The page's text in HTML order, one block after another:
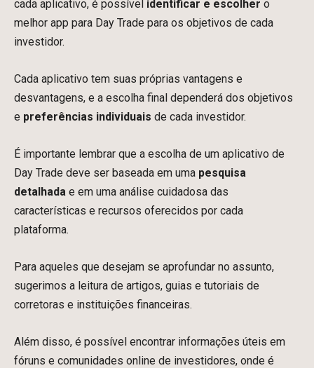
cada aplicativo, é possível identificar e escolher o
melhor app para Day Trade para os objetivos de cada
investidor.
Cada aplicativo tem suas próprias vantagens e
desvantagens, e a escolha final dependerá dos objetivos
e preferências individuais de cada investidor.
É importante lembrar que a escolha de um aplicativo de
Day Trade deve ser baseada em uma pesquisa
detalhada e em uma análise cuidadosa das
características e recursos oferecidos por cada
plataforma.
Para aqueles que desejam se aprofundar no assunto,
sugerimos a leitura de artigos, guias e tutoriais de
corretoras e instituições financeiras.
Além disso, é possível encontrar informações úteis em
fóruns e comunidades online de investidores, onde é